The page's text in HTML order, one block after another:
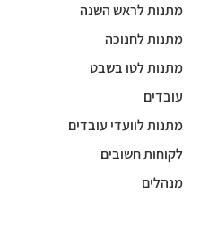
מתנות לראש השנה
מתנות לחנוכה
מתנות לטו בשבט
עובדים
מתנות לוועדי עובדים
לקוחות חשובים
מנהלים